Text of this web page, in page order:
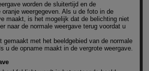
worden de sluitertijd en de
oranje weergegeven. Als u de foto in de
maakt, is het mogelijk dat de belichting niet
naar de normale weergave terug voordat u
gemaakt met het beeldgebied van de normale
u de opname maakt in de vergrote weergave.